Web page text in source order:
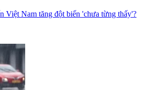
Việt Nam tăng đột biến 'chưa từng thấy'?